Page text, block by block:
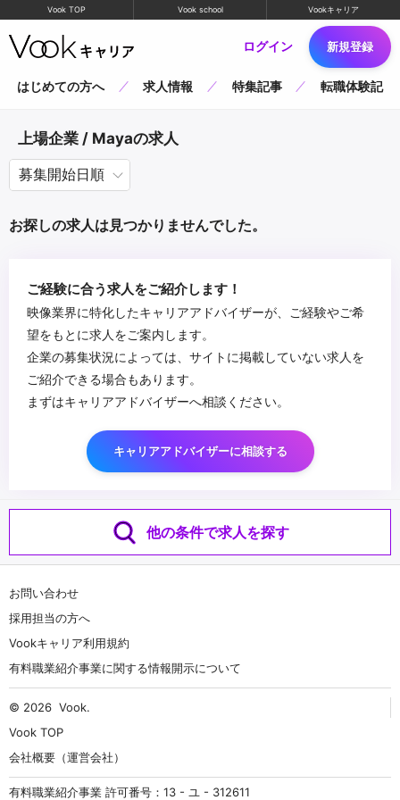
Vook TOP Vook school Vookキャリア
ログイン 新規登録
はじめての方へ 求人情報 特集記事 転職体験記
上場企業 / Mayaの求人
お探しの求人は見つかりませんでした。
ご経験に合う求人をご紹介します！
映像業界に特化したキャリアアドバイザーが、ご経験やご希
望をもとに求人をご案内します。
企業の募集状況によっては、サイトに掲載していない求人を
ご紹介できる場合もあります。
まずはキャリアアドバイザーへ相談ください。
キャリアアドバイザーに相談する
他の条件で求人を探す
お問い合わせ
採用担当の方へ
Vookキャリア利用規約
有料職業紹介事業に関する情報開示について
© 2026 Vook.
Vook TOP
会社概要（運営会社）
有料職業紹介事業 許可番号：13 - ユ - 312611